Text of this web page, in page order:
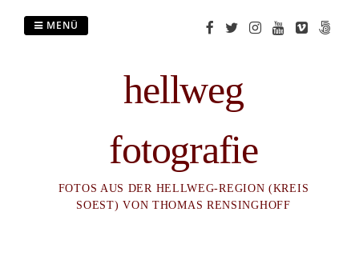
hellweg
fotografie
FOTOS AUS DER HELLWEG-REGION (KREIS
SOEST) VON THOMAS RENSINGHOFF
MENÜ